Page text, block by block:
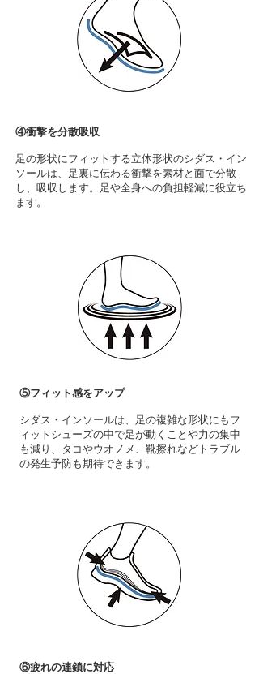
④衝撃を分散吸収
​足の形状にフィットする立体形状のシダス・イン
ソールは、足裏に伝わる衝撃を素材と面で分散
し、吸収します。足や全身への負担軽減に役立ち
ます。
⑤フィット感をアップ
​シダス・インソールは、足の複雑な形状にもフ
ィットシューズの中で足が動くことや力の集中
も減り、タコやウオノメ、靴擦れなどトラブル
の発生予防も期待できます。
⑥疲れの連鎖に対応